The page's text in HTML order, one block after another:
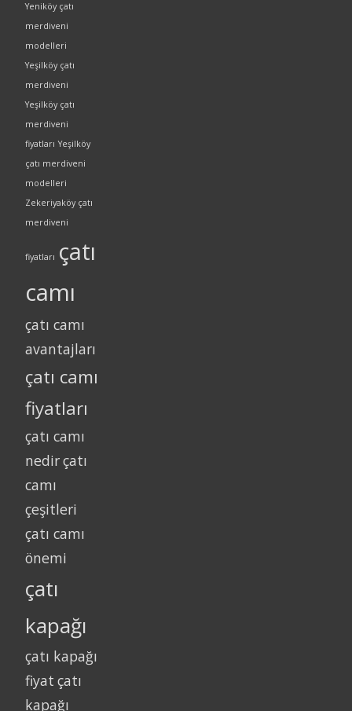
Yeniköy çatı
merdiveni
modelleri
Yeşilköy çatı
merdiveni
Yeşilköy çatı
merdiveni
fiyatları Yeşilköy
çatı merdiveni
modelleri
Zekeriyaköy çatı
merdiveni
fiyatları çatı
camı
çatı camı
avantajları
çatı camı
fiyatları
çatı camı
nedirçatı
camı
çeşitleri
çatı camı
önemi
çatı
kapağı
çatı kapağı
fiyat çatı
kapağı